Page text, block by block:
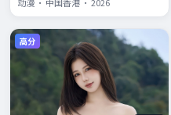
高分